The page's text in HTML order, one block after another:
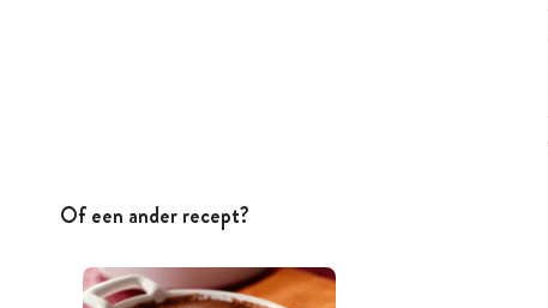
Of een ander recept?